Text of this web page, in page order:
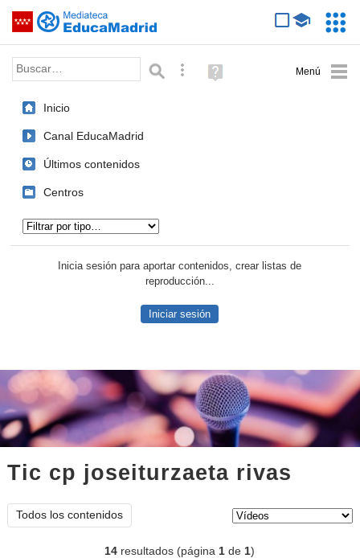
Saltar navegación
Palabra o frase: Búsqueda avanzada
Ayuda
(en
Inicio
Canal EducaMadrid
Últimos contenidos
Centros
Inicia sesión para aportar contenidos, crear listas de
reproducción...
Iniciar sesión
Tic cp joseiturzaeta rivas
Todos los contenidos
14 resultados (página1 de1)